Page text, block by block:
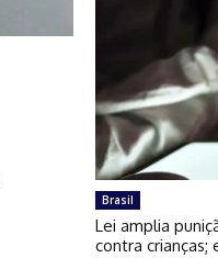
Brasil
Lei amplia
contra crianças;